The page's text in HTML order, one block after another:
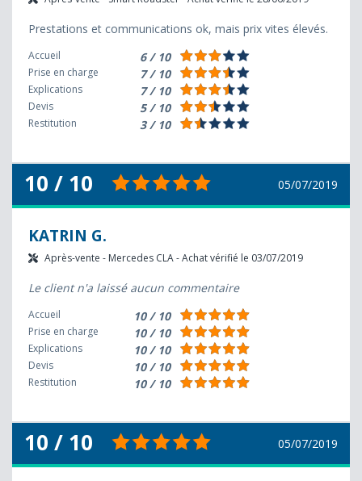
Prestations et communications ok, mais prix vites élevés.
Accueil 6 / 10
Prise en charge 7 / 10
Explications 7 / 10
Devis 5 / 10
Restitution 3 / 10
10 / 10 05/07/2019
KATRIN G.
Après-vente - Mercedes CLA - Achat vérifié le 03/07/2019
Le client n'a laissé aucun commentaire
Accueil 10 / 10
Prise en charge 10 / 10
Explications 10 / 10
Devis 10 / 10
Restitution 10 / 10
10 / 10 05/07/2019